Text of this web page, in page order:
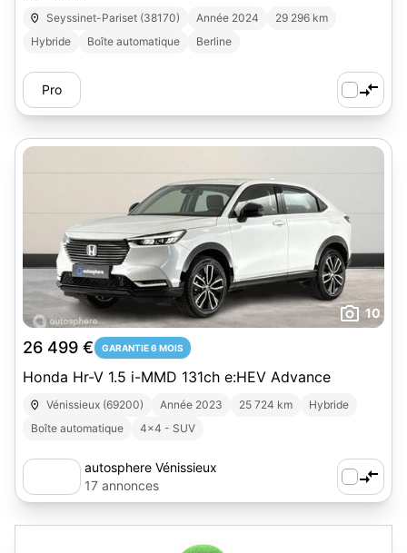
Seyssinet-Pariset (38170) Année 2024
29 296 km
Hybride
Boîte automatique Berline
Pro
10
26 499 € GARANTIE 6 MOIS
Honda Hr-V 1.5 i-MMD 131ch e:HEV Advance
Vénissieux (69200) Année 2023 25 724 km
Hybride
Boîte automatique
4x4 - SUV
autosphere Vénissieux
17 annonces